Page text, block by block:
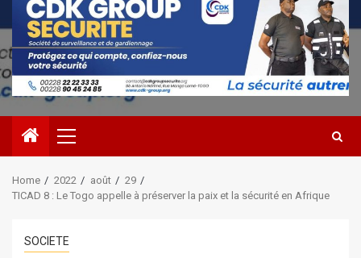
Primary
Menu
Home 2022 août
29
TICAD 8 : Le Togo appelle à préserver la paix et la sécurité en Afrique
SOCIETE